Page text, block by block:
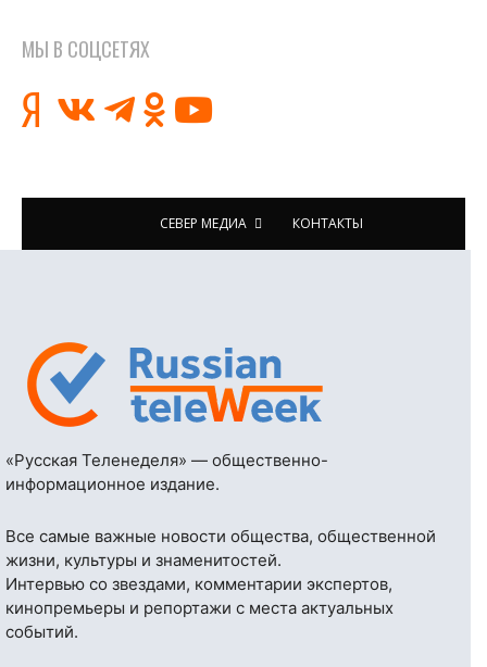
МЫ В СОЦСЕТЯХ
СЕВЕР МЕДИА КОНТАКТЫ
«Русская Теленеделя» — общественно-
информационное издание.
Все самые важные новости общества, общественной
жизни, культуры и знаменитостей.
Интервью со звездами, комментарии экспертов,
кинопремьеры и репортажи с места актуальных
событий.